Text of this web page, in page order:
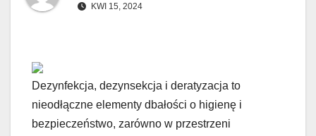
KWI 15, 2024
Dezynfekcja, dezynsekcja i deratyzacja to
nieodłączne elementy dbałości o higienę i
bezpieczeństwo, zarówno w przestrzeni